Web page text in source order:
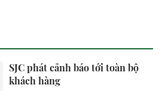
SJC phát cảnh báo tới toàn bộ
khách hàng